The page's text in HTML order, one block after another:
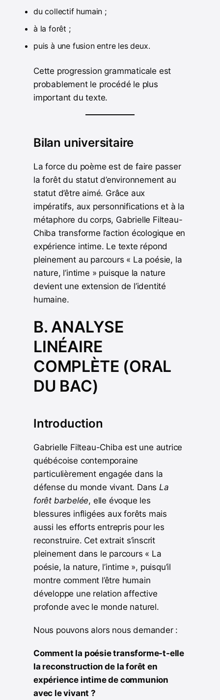
du collectif humain ;
à la forêt ;
puis à une fusion entre les deux.
Cette progression grammaticale est
probablement le procédé le plus
important du texte.
Bilan universitaire
La force du poème est de faire passer
la forêt du statut d’environnement au
statut d’être aimé. Grâce aux
impératifs, aux personnifications et à la
métaphore du corps, Gabrielle Filteau-
Chiba transforme l’action écologique en
expérience intime. Le texte répond
pleinement au parcours « La poésie, la
nature, l’intime » puisque la nature
devient une extension de l’identité
humaine.
B. ANALYSE
LINÉAIRE
COMPLÈTE (ORAL
DU BAC)
Introduction
Gabrielle Filteau-Chiba est une autrice
québécoise contemporaine
particulièrement engagée dans la
défense du monde vivant. Dans La
forêt barbelée, elle évoque les
blessures infligées aux forêts mais
aussi les efforts entrepris pour les
reconstruire. Cet extrait s’inscrit
pleinement dans le parcours « La
poésie, la nature, l’intime », puisqu’il
montre comment l’être humain
développe une relation affective
profonde avec le monde naturel.
Nous pouvons alors nous demander :
Comment la poésie transforme-t-elle
la reconstruction de la forêt en
expérience intime de communion
avec le vivant ?